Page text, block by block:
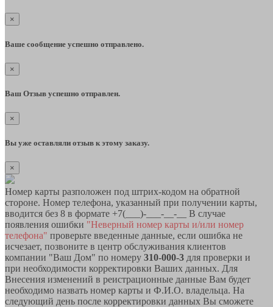
×
Ваше сообщение успешно отправлено.
×
Ваш Отзыв успешно отправлен.
×
Вы уже оставляли отзыв к этому заказу.
×
Номер карты разположен под штрих-кодом на обратной
стороне. Номер телефона, указанный при получении карты,
вводится без 8 в формате +7(___)-___-__-__ В случае
появления ошибки "Неверный номер карты и/или номер
телефона" проверьте введенные данные, если ошибка не
исчезает, позвоните в центр обслуживания клиентов
компании "Ваш Дом" по номеру 310-000-3 для проверки и
при необходимости корректировки Ваших данных. Для
Внесения изменений в реистрационные данные Вам будет
необходимо назвать номер карты и Ф.И.О. владельца. На
следующий день после корректировки данных Вы сможете